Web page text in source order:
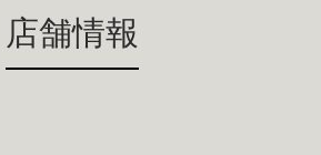
店舗情報